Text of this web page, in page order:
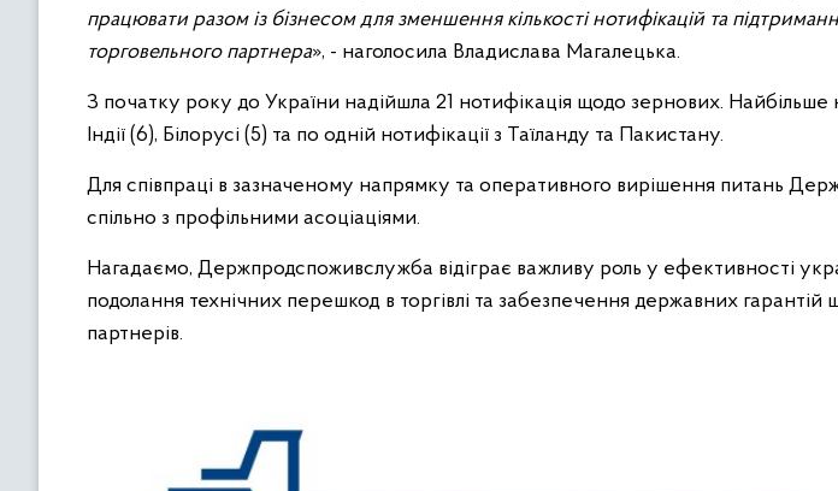
працювати разом із бізнесом для зменшення кількості нотифікацій та
торговельного партнера», - наголосила Владислава Магалецька.
З початку року до України надійшла 21 нотифікація щодо зернових. Найбільше
Індії (6), Білорусі (5) та по одній нотифікації з Таїланду та Пакистану.
Для співпраці в зазначеному напрямку та оперативного вирішення питань
спільно з профільними асоціаціями.
Нагадаємо, Держпродспоживслужба відіграє важливу роль у ефективності
подолання технічних перешкод в торгівлі та забезпечення державних
партнерів.